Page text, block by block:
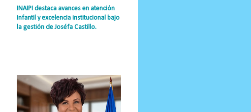
INAIPI destaca avances en atención
infantil y excelencia institucional bajo
la gestión de Joséfa Castillo.